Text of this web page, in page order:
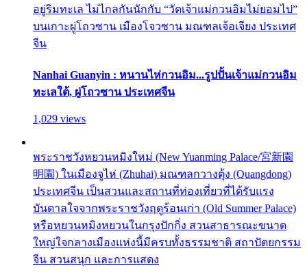
อยู่ริมทะเล ไม่ไกลกันนักกับ “วัดเจ้าแม่กวนอิมไม่ยอมไป”
บนเกาะผู่โถวซาน เมืองโจวซาน มณฑลเจ้อเจียง ประเทศ
จีน
Nanhai Guanyin : หนานไห่กวนอิม...รูปปั้นเจ้าแม่กวนอิม
ทะเลใต้, ผู่โถวซาน ประเทศจีน
1,029 views
พระราชวังหยวนหมิงใหม่ (New Yuanming Palace/宮新園
明園) ในเมืองจูไห่ (Zhuhai) มณฑลกวางตุ้ง (Quangdong)
ประเทศจีน เป็นสวนและสถานที่ท่องเที่ยวที่ได้รับแรง
บันดาลใจจากพระราชวังฤดูร้อนเก่า (Old Summer Palace)
หรือหยวนหมิงหยวนในกรุงปักกิ่ง สวนสาธารณะขนาด
ใหญ่ใจกลางเมืองแห่งนี้มีครบทั้งธรรมชาติ สถาปัตยกรรม
จีน สวนสนุก และการแสดง